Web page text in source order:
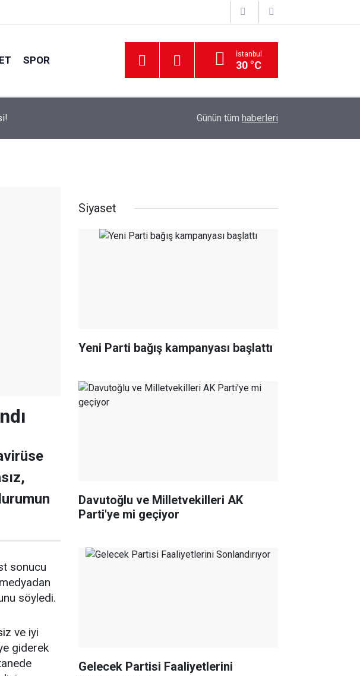
SPOR İstanbul
30 °C
İzmir 112’de Kan Donduran İddialar!
Günün tüm haberleri
sonucu
söyledi.
ve iyi
giderek
Siyaset
Yeni Parti bağış kampanyası başlattı
Davutoğlu ve Milletvekilleri AK
Parti'ye mi geçiyor
Gelecek Partisi Faaliyetlerini